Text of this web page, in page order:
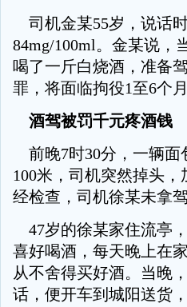
司机金某55岁，说话
84mg/100ml。金某说，
喝了一斤白烧酒，准备
罪，将面临拘役1至6个月
酒驾被罚千元疼酒钱
前晚7时30分，一辆面
100米，司机突然掉头
经检查，司机徐某未拿
47岁的徐某家住流亭
喜好喝酒，每天晚上在
从不舍得买好酒。当晚
话，便开车到城阳送货